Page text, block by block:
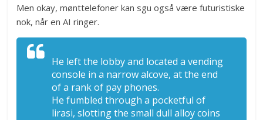
Men okay, mønttelefoner kan sgu også være futuristiske
nok, når en AI ringer.
He left the lobby and located a vending
console in a narrow alcove, at the end
of a rank of pay phones.
He fumbled through a pocketful of
lirasi, slotting the small dull alloy coins